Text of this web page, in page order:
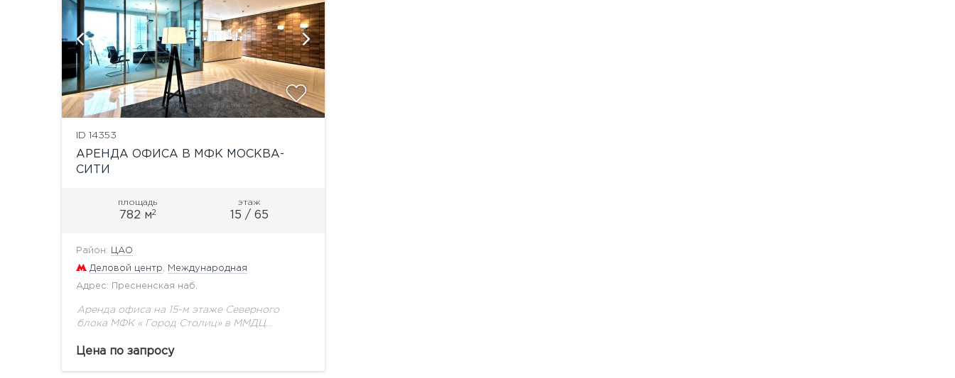
ID 14353
АРЕНДА ОФИСА В МФК МОСКВА-
СИТИ
площадь
782 м2
этаж
15 / 65
Район: ЦАО
Деловой центр Международная
Адрес: Пресненская наб.
Аренда офиса на 15-м этаже Северного
блока МФК « Город Столиц» в ММДЦ
Кабинетная планировка, отделка класса
Цена по запросу